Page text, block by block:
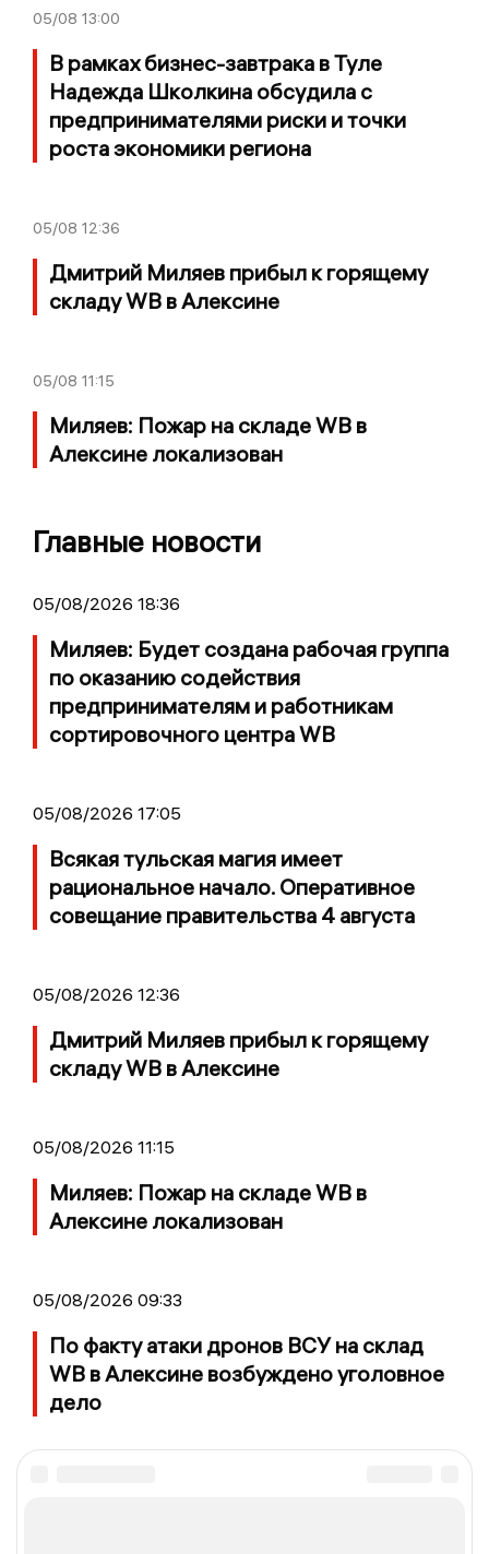
05/08 13:00
В рамках бизнес-завтрака в Туле
Надежда Школкина обсудила с
предпринимателями риски и точки
роста экономики региона
05/08 12:36
Дмитрий Миляев прибыл к горящему
складу WB в Алексине
05/08 11:15
Миляев: Пожар на складе WB в
Алексине локализован
Главные новости
05/08/2026 18:36
Миляев: Будет создана рабочая группа
по оказанию содействия
предпринимателям и работникам
сортировочного центра WB
05/08/2026 17:05
Всякая тульская магия имеет
рациональное начало. Оперативное
совещание правительства 4 августа
05/08/2026 12:36
Дмитрий Миляев прибыл к горящему
складу WB в Алексине
05/08/2026 11:15
Миляев: Пожар на складе WB в
Алексине локализован
05/08/2026 09:33
По факту атаки дронов ВСУ на склад
WB в Алексине возбуждено уголовное
дело